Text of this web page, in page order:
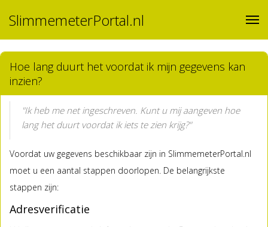
SlimmemeterPortal.nl
Hoe lang duurt het voordat ik mijn gegevens kan
inzien?
"Ik heb me net ingeschreven. Kunt u mij aangeven hoe
lang het duurt voordat ik iets te zien krijg?"
Voordat uw gegevens beschikbaar zijn in SlimmemeterPortal.nl
moet u een aantal stappen doorlopen. De belangrijkste
stappen zijn:
Adresverificatie